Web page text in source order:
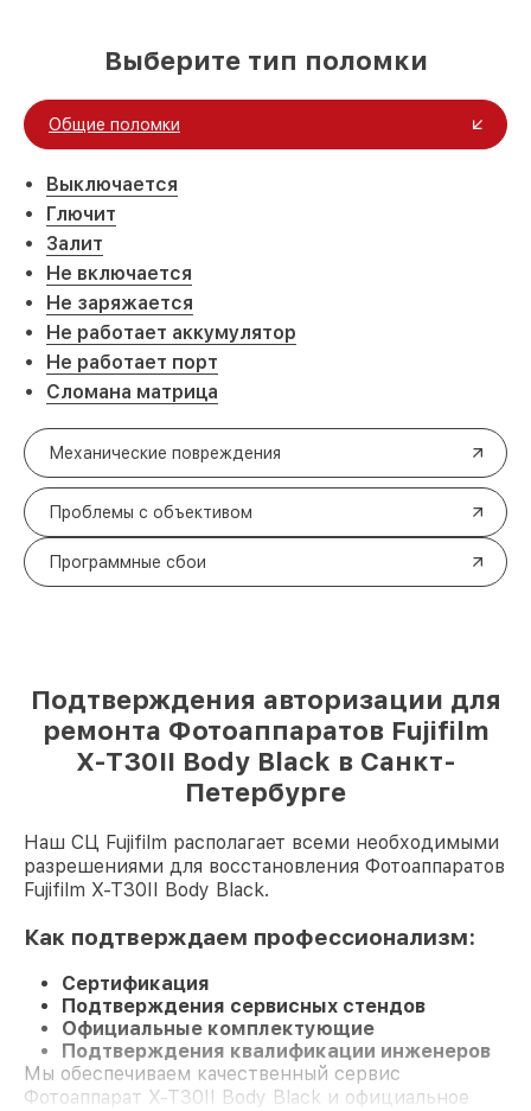
Выберите тип поломки
Общие поломки
Выключается
Глючит
Залит
Не включается
Не заряжается
Не работает аккумулятор
Не работает порт
Сломана матрица
Механические повреждения
Проблемы с объективом
Программные сбои
Подтверждения авторизации для
ремонта Фотоаппаратов Fujifilm
X-T30II Body Black в Санкт-
Петербурге
Наш СЦ Fujifilm располагает всеми необходимыми
разрешениями для восстановления Фотоаппаратов
Fujifilm X-T30II Body Black.
Как подтверждаем профессионализм:
Сертификация
Подтверждения сервисных стендов
Официальные комплектующие
Подтверждения квалификации инженеров
Мы обеспечиваем качественный сервис
Фотоаппарат X-T30II Body Black и официальное